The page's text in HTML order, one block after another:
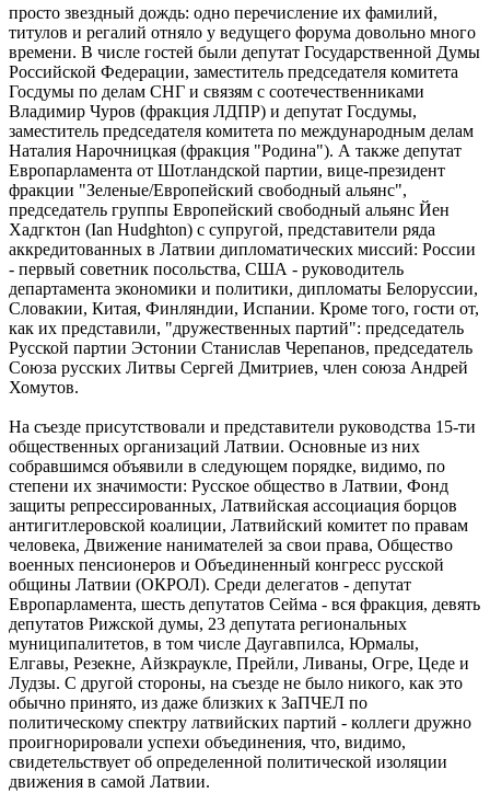
просто звездный дождь: одно перечисление их фамилий,
титулов и регалий отняло у ведущего форума довольно много
времени. В числе гостей были депутат Государственной Думы
Российской Федерации, заместитель председателя комитета
Госдумы по делам СНГ и связям с соотечественниками
Владимир Чуров (фракция ЛДПР) и депутат Госдумы,
заместитель председателя комитета по международным делам
Наталия Нарочницкая (фракция "Родина"). А также депутат
Европарламента от Шотландской партии, вице-президент
фракции "Зеленые/Европейский свободный альянс",
председатель группы Европейский свободный альянс Йен
Хадгктон (Ian Hudghton) с супругой, представители ряда
аккредитованных в Латвии дипломатических миссий: России
- первый советник посольства, США - руководитель
департамента экономики и политики, дипломаты Белоруссии,
Словакии, Китая, Финляндии, Испании. Кроме того, гости от,
как их представили, "дружественных партий": председатель
Русской партии Эстонии Станислав Черепанов, председатель
Союза русских Литвы Сергей Дмитриев, член союза Андрей
Хомутов.
На съезде присутствовали и представители руководства 15-ти
общественных организаций Латвии. Основные из них
собравшимся объявили в следующем порядке, видимо, по
степени их значимости: Русское общество в Латвии, Фонд
защиты репрессированных, Латвийская ассоциация борцов
антигитлеровской коалиции, Латвийский комитет по правам
человека, Движение нанимателей за свои права, Общество
военных пенсионеров и Объединенный конгресс русской
общины Латвии (ОКРОЛ). Среди делегатов - депутат
Европарламента, шесть депутатов Сейма - вся фракция, девять
депутатов Рижской думы, 23 депутата региональных
муниципалитетов, в том числе Даугавпилса, Юрмалы,
Елгавы, Резекне, Айзкраукле, Прейли, Ливаны, Огре, Цеде и
Лудзы. С другой стороны, на съезде не было никого, как это
обычно принято, из даже близких к ЗаПЧЕЛ по
политическому спектру латвийских партий - коллеги дружно
проигнорировали успехи объединения, что, видимо,
свидетельствует об определенной политической изоляции
движения в самой Латвии.